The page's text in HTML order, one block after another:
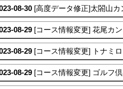
08-30 [高度データ修正]太閤山
08-29 [コース情報変更] 花尾カ
08-29 [コース情報変更] トナミ
08-29 [コース情報変更] ゴルフ